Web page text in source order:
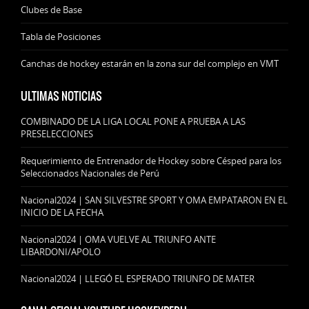
Clubes de Base
Tabla de Posiciones
Canchas de hockey estarán en la zona sur del complejo en VMT
ULTIMAS NOTICIAS
COMBINADO DE LA LIGA LOCAL PONE A PRUEBA A LAS
PRESELECCIONES
Requerimiento de Entrenador de Hockey sobre Césped para los
Seleccionados Nacionales de Perú
Nacional2024 | SAN SILVESTRE SPORT Y OMA EMPATARON EN EL
INICIO DE LA FECHA
Nacional2024 | OMA VUELVE AL TRIUNFO ANTE
LIBARDONI/APOLO
Nacional2024 | LLEGÓ EL ESPERADO TRIUNFO DE MATER